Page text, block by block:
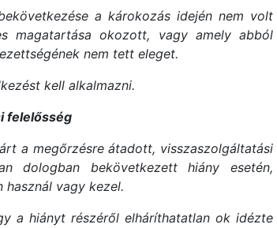
a károkozás idején nem volt
magatartása okozott, vagy amely abból
nem tett eleget.
kell alkalmazni.
felelősség
a megőrzésre átadott, visszaszolgáltatási
dologban bekövetkezett hiány esetén,
vagy kezel.
a hiányt részéről elháríthatatlan ok idézte